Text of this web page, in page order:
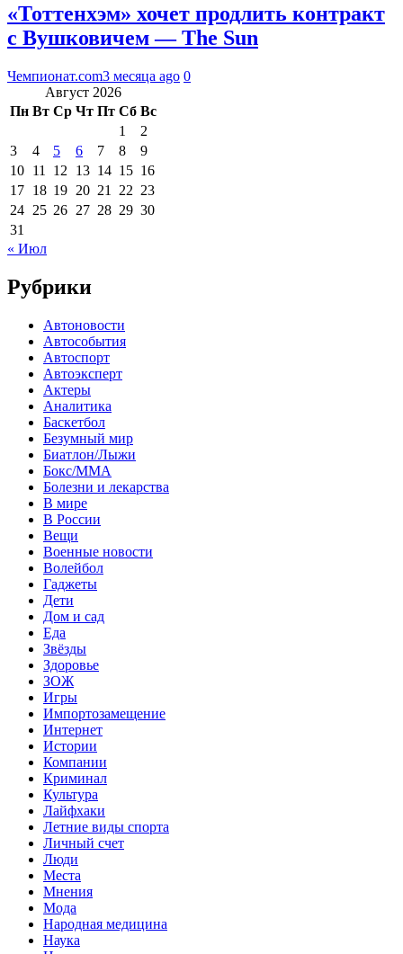
«Тоттенхэм» хочет продлить контракт
с Вушковичем — The Sun
Чемпионат.com3 месяца ago 0
Август 2026
Пн Вт Ср Чт Пт Сб Вс
1
2
3
4 5 6 7 8
9
10 11 12 13 14 15 16
17 18 19 20 21 22 23
24 25 26 27 28 29 30
31
« Июл
Рубрики
Автоновости
Автособытия
Автоспорт
Автоэксперт
Актеры
Аналитика
Баскетбол
Безумный мир
Биатлон/Лыжи
Бокс/MMA
Болезни и лекарства
В мире
В России
Вещи
Военные новости
Волейбол
Гаджеты
Дети
Дом и сад
Еда
Звёзды
Здоровье
ЗОЖ
Игры
Импортозамещение
Интернет
Истории
Компании
Криминал
Культура
Лайфхаки
Летние виды спорта
Личный счет
Люди
Места
Мнения
Мода
Народная медицина
Наука